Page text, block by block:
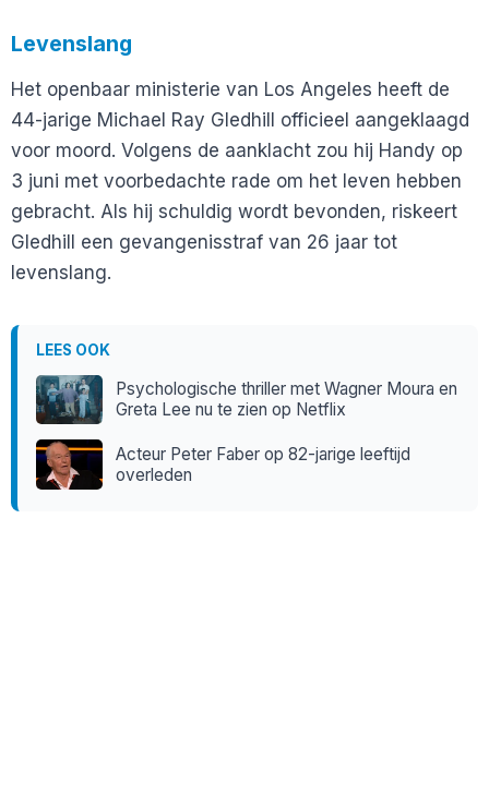
Levenslang
Het openbaar ministerie van Los Angeles heeft de
44-jarige Michael Ray Gledhill officieel aangeklaagd
voor moord. Volgens de aanklacht zou hij Handy op
3 juni met voorbedachte rade om het leven hebben
gebracht. Als hij schuldig wordt bevonden, riskeert
Gledhill een gevangenisstraf van 26 jaar tot
levenslang.
LEES OOK
Psychologische thriller met Wagner Moura en
Greta Lee nu te zien op Netflix
Acteur Peter Faber op 82-jarige leeftijd
overleden